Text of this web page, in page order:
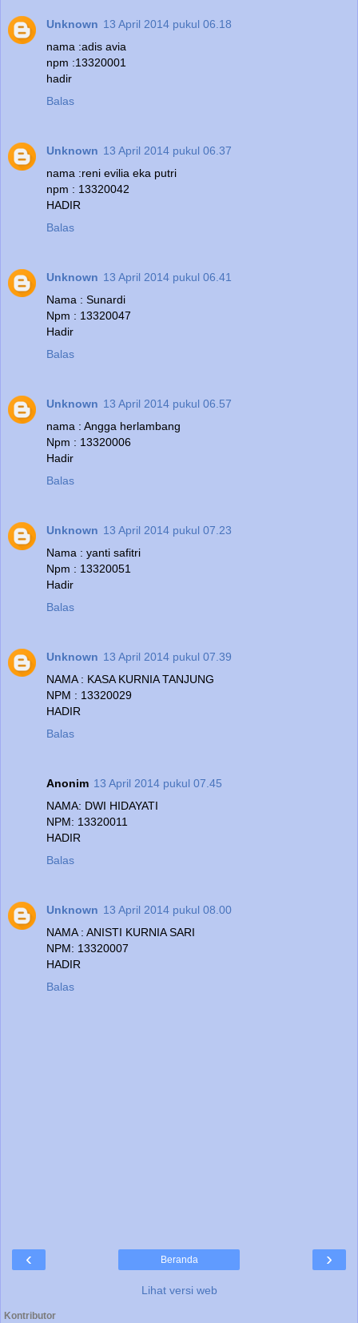
Unknown 13 April 2014 pukul 06.18
nama :adis avia
npm :13320001
hadir
Balas
Unknown 13 April 2014 pukul 06.37
nama :reni evilia eka putri
npm : 13320042
HADIR
Balas
Unknown 13 April 2014 pukul 06.41
Nama : Sunardi
Npm : 13320047
Hadir
Balas
Unknown 13 April 2014 pukul 06.57
nama : Angga herlambang
Npm : 13320006
Hadir
Balas
Unknown 13 April 2014 pukul 07.23
Nama : yanti safitri
Npm : 13320051
Hadir
Balas
Unknown 13 April 2014 pukul 07.39
NAMA : KASA KURNIA TANJUNG
NPM : 13320029
HADIR
Balas
Anonim 13 April 2014 pukul 07.45
NAMA: DWI HIDAYATI
NPM: 13320011
HADIR
Balas
Unknown 13 April 2014 pukul 08.00
NAMA : ANISTI KURNIA SARI
NPM: 13320007
HADIR
Balas
‹ ›
Beranda
Lihat versi web
Kontributor